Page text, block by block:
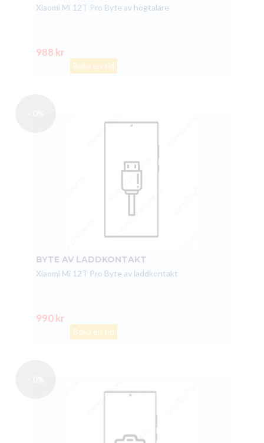
Xiaomi Mi 12T Pro Byte av högtalare
988 kr
Boka en tid
BYTE AV LADDKONTAKT
Xiaomi Mi 12T Pro Byte av laddkontakt
990 kr
Boka en tid